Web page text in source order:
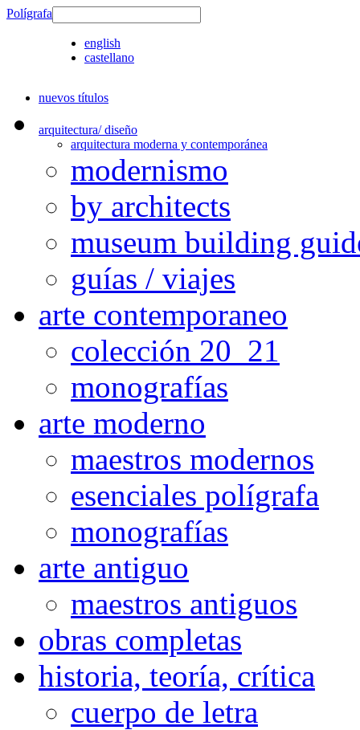
Polígrafa
english
castellano
nuevos títulos
arquitectura/ diseño
arquitectura moderna y contemporánea
modernismo
by architects
museum building
guías / viajes
arte contemporaneo
colección 20_21
monografías
arte moderno
maestros modernos
esenciales polígrafa
monografías
arte antiguo
maestros antiguos
obras completas
historia, teoría, crítica
cuerpo de letra